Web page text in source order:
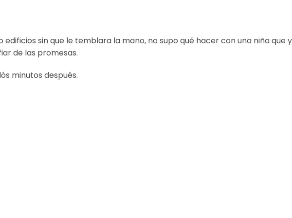
edificios sin que le temblara la mano, no supo qué hacer con una niña que
de las promesas.
minutos después.